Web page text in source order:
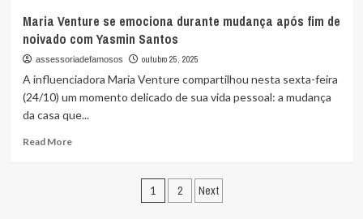
em
Tóquio
anos
carreira
em
Curitiba
Belo
recebe
homenagem
direção
da
Globo
estreia
Maria Venture se emociona durante mudança após fim de
noivado com Yasmin Santos
assessoriadefamosos outubro 25, 2025
A influenciadora Maria Venture compartilhou nesta sexta-feira
(24/10) um momento delicado de sua vida pessoal: a mudança
da casa que...
Read MoreRead
Paginação
1 2 Next